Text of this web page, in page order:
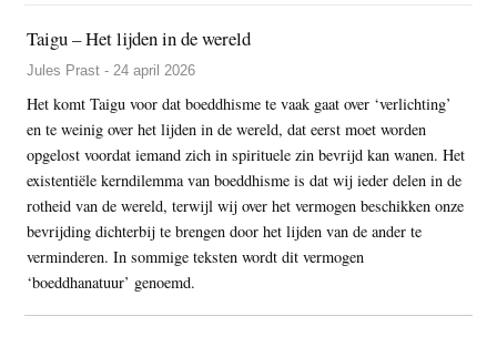
Taigu – Het lijden in de wereld
Jules Prast - 24 april 2026
Het komt Taigu voor dat boeddhisme te vaak gaat over ‘verlichting’
en te weinig over het lijden in de wereld, dat eerst moet worden
opgelost voordat iemand zich in spirituele zin bevrijd kan wanen. Het
existentiële kerndilemma van boeddhisme is dat wij ieder delen in de
rotheid van de wereld, terwijl wij over het vermogen beschikken onze
bevrijding dichterbij te brengen door het lijden van de ander te
verminderen. In sommige teksten wordt dit vermogen
‘boeddhanatuur’ genoemd.